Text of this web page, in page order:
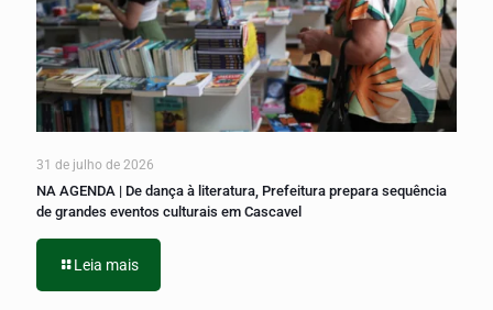
31 de julho de 2026
NA AGENDA | De dança à literatura, Prefeitura prepara sequência
de grandes eventos culturais em Cascavel
Leia mais